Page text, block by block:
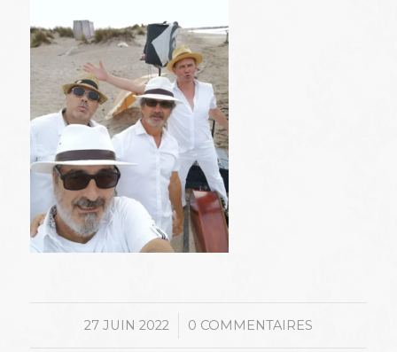
27 JUIN 2022
/ 0 COMMENTAIRES